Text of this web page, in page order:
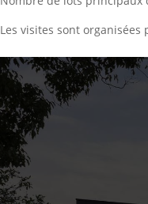
Les visites sont